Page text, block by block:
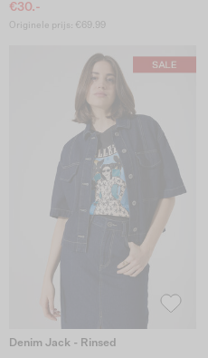
€30.-
Originele prijs: €69.99
Denim Jack - Rinsed